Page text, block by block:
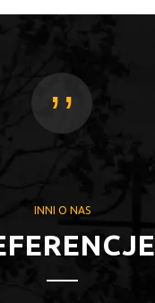
INNI O NAS
,,